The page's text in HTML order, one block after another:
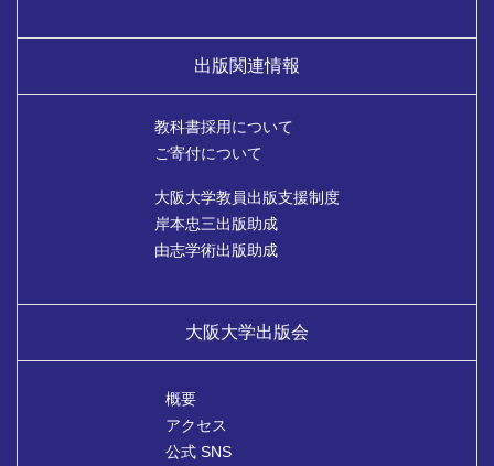
出版関連情報
教科書採用について
ご寄付について
大阪大学教員出版支援制度
岸本忠三出版助成
由志学術出版助成
大阪大学出版会
概要
アクセス
公式 SNS